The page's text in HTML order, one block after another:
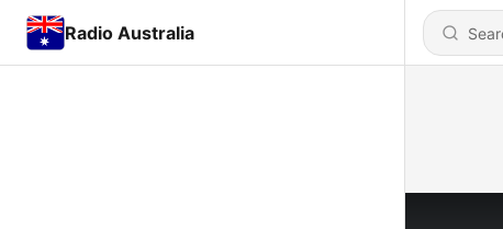
Radio Australia